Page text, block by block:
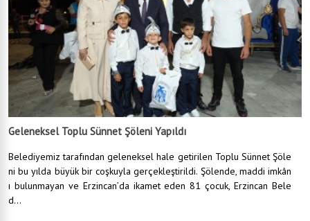
Geleneksel Toplu Sünnet Şöleni Yapıldı
Belediyemiz tarafından geleneksel hale getirilen Toplu Sünnet Şöle
ni bu yılda büyük bir coşkuyla gerçekleştirildi. Şölende, maddi imkân
ı bulunmayan ve Erzincan’da ikamet eden 81 çocuk, Erzincan Bele
d...